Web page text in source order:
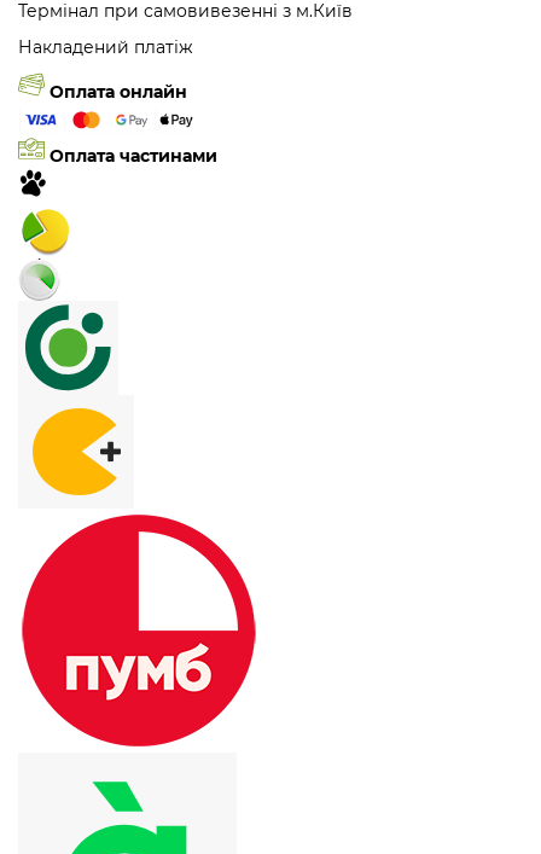
Термінал при самовивезенні з м.Київ
Накладений платіж
Оплата онлайн
Оплата частинами